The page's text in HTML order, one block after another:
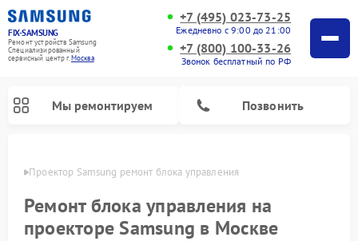
FIX-SAMSUNG
Ремонт устройств Samsung
Специализированный
cервисный центр г.Москва
+7 (495) 023-73-25
Ежедневно с 9:00 до 21:00
+7 (800) 100-33-26
Звонок бесплатный по РФ
Мы ремонтируем Позвонить
Проектор Samsung ремонт блока управления
Ремонт блока управления на
проекторе Samsung в Москве